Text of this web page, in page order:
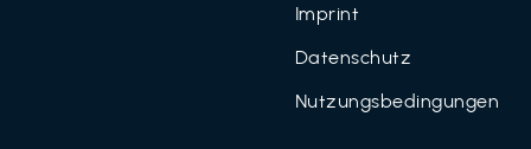
Imprint
Datenschutz
Nutzungsbedingungen